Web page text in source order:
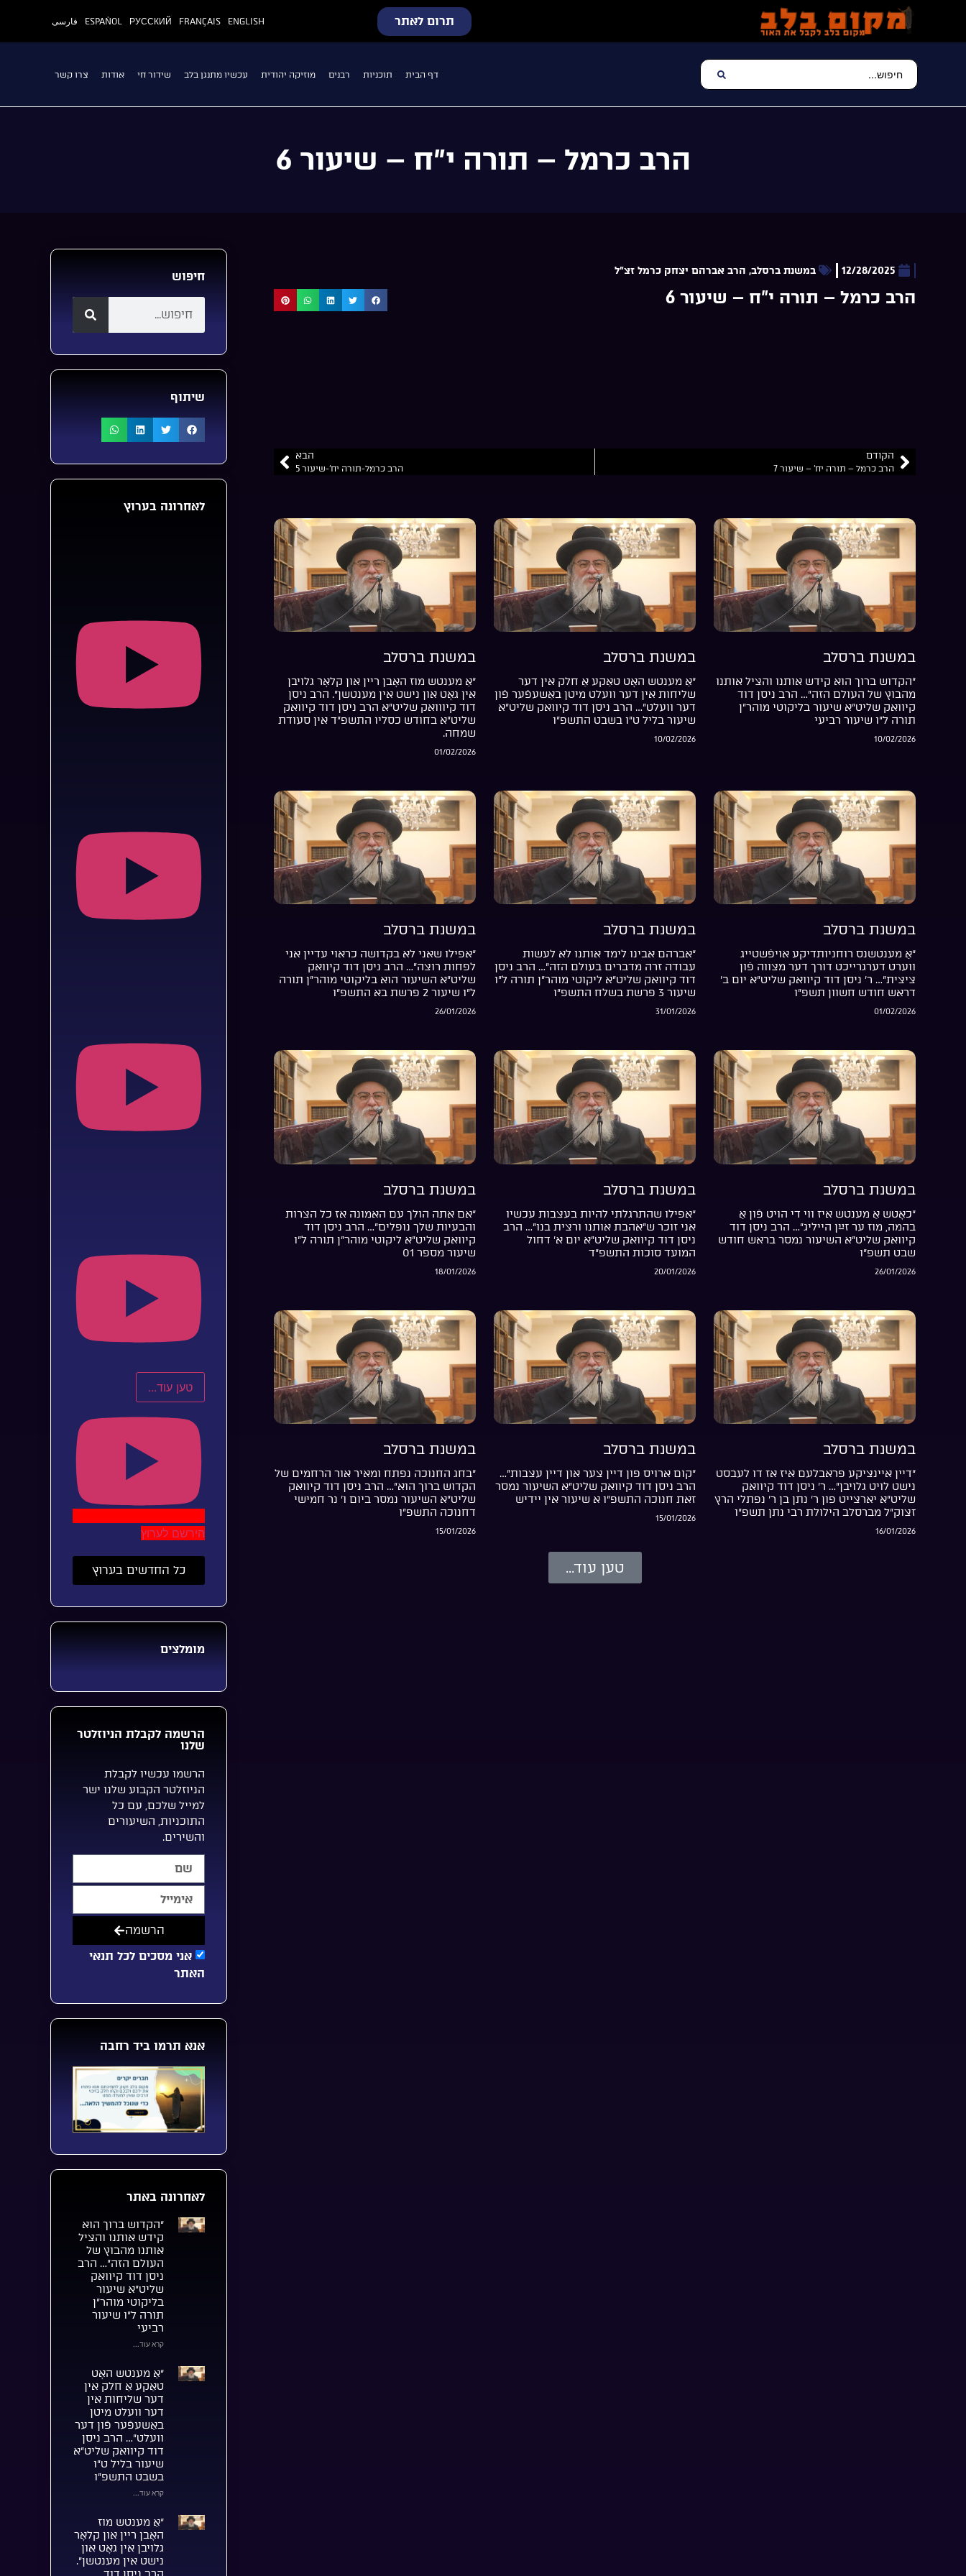
תרום לאתר ENGLISH
FRANÇAIS
РУССКИЙ
ESPAÑOL فارسی
דף הבית תוכניות רבנים מוזיקה יהודית עכשיו מתנגן בלב שידור חי אודות צרו קשר
הרב כרמל – תורה י”ח – שיעור 6
12/28/2025 במשנת ברסלב, הרב אברהם יצחק כרמל זצ"ל
הרב כרמל – תורה י”ח – שיעור 6
הקודם
הרב כרמל – תורה יח’ – שיעור 7
הבא
הרב כרמל-תורה יח’-שיעור 5
במשנת ברסלב
“הקדוש ברוך הוא קידש אותנו והציל אותנו
מהבוץ של העולם הזה”… הרב ניסן דוד
קיוואק שליט”א שיעור בליקוטי מוהר”ן
תורה ל”ו שיעור רביעי
10/02/2026
במשנת ברסלב
“אַ מענטש האָט טאַקע אַ חלק אין דער
שליחות אין דער וועלט מיטן באַשעפֿער פֿון
דער וועלט”… הרב ניסן דוד קיוואק שליט”א
שיעור בליל ט”ו בשבט התשפ”ו
10/02/2026
במשנת ברסלב
“אַ מענטש מוז האָבן ריין און קלאָר גלויבן
אין גאָט און נישט אין מענטשן”. הרב ניסן
דוד קיווואק שליט”א הרב ניסן דוד קיוואק
שליט”א בחודש כסליו התשפ”ד אין סעודת
שמחה.
01/02/2026
במשנת ברסלב
“אַ מענטשנס רוחניותדיקע אויפֿשטייג
ווערט דערגרייכט דורך דער מצווה פֿון
ציצית”… ר’ ניסן דוד קיוואק שליט”א יום ב’
דראש חודש חשוון תשפ”ו
01/02/2026
במשנת ברסלב
“אברהם אבינו לימד אותנו לא לעשות
עבודה זרה מדברים בעולם הזה”… הרב ניסן
דוד קיוואק שליט”א ליקוטי מוהר”ן תורה ל”ו
שיעור 3 פרשת בשלח התשפ”ו
31/01/2026
במשנת ברסלב
“אפילו שאני לא בקדושה כראוי עדיין אני
לפחות רוצה”… הרב ניסן דוד קיוואק
שליט”א השיעור הוא בליקוטי מוהר”ן תורה
ל”ו שיעור 2 פרשת בא התשפ”ו
26/01/2026
במשנת ברסלב
“כאָטש אַ מענטש איז ווי די הויט פֿון אַ
בהמה, מוז ער זײַן הייליג”… הרב ניסן דוד
קיוואק שליט”א השיעור נמסר בראש חודש
שבט תשפ”ו
26/01/2026
במשנת ברסלב
“אפילו שהתרגלתי להיות בעצבות עכשיו
אני זוכר ש”אהבת אותנו ורצית בנו”… הרב
ניסן דוד קיוואק שליט”א יום א’ דחול
המועד סוכות התשפ”ד
20/01/2026
במשנת ברסלב
“אם אתה הולך עם האמונה אז כל הצרות
והבעיות שלך נופלים”… הרב ניסן דוד
קיוואק שליט”א ליקוטי מוהר”ן תורה ל”ו
שיעור מספר 01
18/01/2026
במשנת ברסלב
“דיין איינציקע פראבלעם איז אז דו לעבסט
נישט לויט גלויבן”… ר’ ניסן דוד קיוואק
שליט”א יארצייט פון ר’ נתן בן ר’ נפתלי הרץ
זצוק”ל מברסלב הילולת רבי נתן תשפ”ו
16/01/2026
במשנת ברסלב
“קום ארויס פון דיין צער און דיין עצבות”…
הרב ניסן דוד קיוואק שליט”א השיעור נמסר
זאת חנוכה התשפ”ו א שיעור אין יידיש
15/01/2026
במשנת ברסלב
“בחג החנוכה נפתח ומאיר אור הרחמים של
הקדוש ברוך הוא”… הרב ניסן דוד קיוואק
שליט”א השיעור נמסר ביום ו’ נר חמישי
דחנוכה התשפ”ו
15/01/2026
טען עוד...
חיפוש
שיתוף
לאחרונה בערוץ
טען עוד...
הירשם לערוץ
כל החדשים בערוץ
מומלצים
הרשמה לקבלת הניוזלטר
שלנו
הרשמו עכשיו לקבלת
הניוזלטר הקבוע שלנו ישר
למייל שלכם, עם כל
התוכניות, השיעורים
והשירים.
אני מסכים לכל תנאי
האתר
הרשמה
אנא תרמו ביד רחבה
לאחרונה באתר
“הקדוש ברוך הוא
קידש אותנו והציל
אותנו מהבוץ של
העולם הזה”… הרב
ניסן דוד קיוואק
שליט”א שיעור
בליקוטי מוהר”ן
תורה ל”ו שיעור
רביעי
קרא עוד...
“אַ מענטש האָט
טאַקע אַ חלק אין
דער שליחות אין
דער וועלט מיטן
באַשעפֿער פֿון דער
וועלט”… הרב ניסן
דוד קיוואק שליט”א
שיעור בליל ט”ו
בשבט התשפ”ו
קרא עוד...
“אַ מענטש מוז
האָבן ריין און קלאָר
גלויבן אין גאָט און
נישט אין מענטשן”.